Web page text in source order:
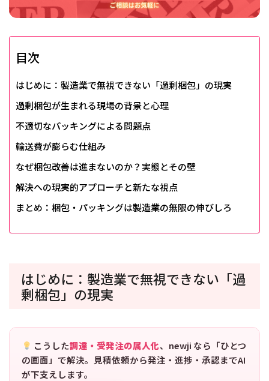
目次
はじめに：製造業で無視できない「過剰梱包」の現実
過剰梱包が生まれる現場の背景と心理
不適切なパッキングによる問題点
輸送費が膨らむ仕組み
なぜ梱包改善は進まないのか？実態とその壁
解決への現実的アプローチと新たな視点
まとめ：梱包・パッキングは製造業の無限の伸びしろ
はじめに：製造業で無視できない「過
剰梱包」の現実
こうした調達・受発注の属人化、newji なら「ひとつ
の画面」で解決。見積依頼から発注・進捗・承認までAI
が下支えします。